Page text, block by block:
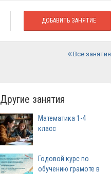
ДОБАВИТЬ ЗАНЯТИЕ
Все занятия
Другие занятия
Математика 1-4
класс
Годовой курс по
обучению грамоте в